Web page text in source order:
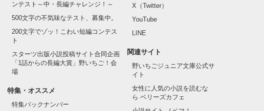
ンテスト～中・長編チャレンジ！～
500文字の不気味なテスト、募集中。
200文字でゾッ！こわい短編コンテス
ト
スターツ出版小説投稿サイト合同企画
「1話からの長編大賞」野いちご！会
場
特集・オススメ
特集バックナンバー
X（Twitter）
YouTube
LINE
関連サイト
野いちごジュニア文庫公式サ
イト
女性に人気の小説を読むな
ら ベリーズカフェ